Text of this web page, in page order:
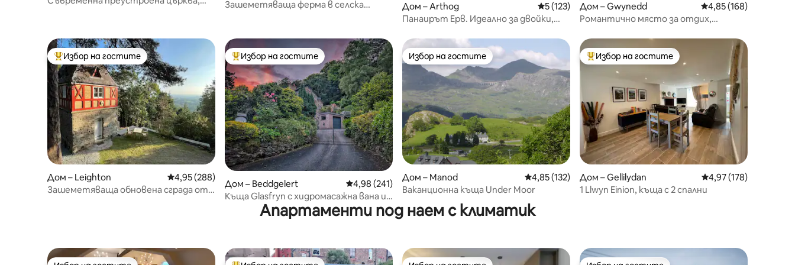
Зашеметяваща ферма в селска
Дом – Arthog Средна оценка: 5 от 5, 123 отзива
5 (123)
Панаирът Ерв. Идеално за двойки,
Дом – Gwynedd Средна оценка: 4,85
4,85 (168)
Романтично място за отдих,
уникални гледки и Wi-Fi
Най-популярен избор на гостите
Избор на гостите
Дом – Leighton Средна оценка: 4,95 от 5, 288 отзива
4,95 (288)
Зашеметяваща обновена сграда от
Най-популярен избор на гостите
Избор на гостите
Дом – Beddgelert Средна оценка: 4,98 от 5, 241 отзива
4,98 (241)
Къща Glasfryn с хидромасажна вана и
частна гориста местност
Избор на гостите
Избор на гостите
Дом – Manod Средна оценка: 4,85 от 5, 132 отзива
4,85 (132)
Ваканционна къща Under Moor
Най-популярен избор на гостите
Избор на гостите
Дом – Gellilydan Средна оценка: 4,97
4,97 (178)
1 Llwyn Einion, къща с 2 спални
Апартаменти под наем с климатик